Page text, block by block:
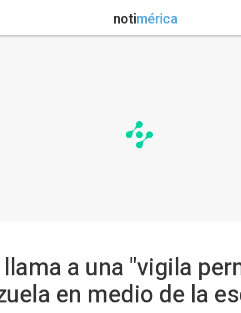
notimérica
a una "vigila
en medio de la